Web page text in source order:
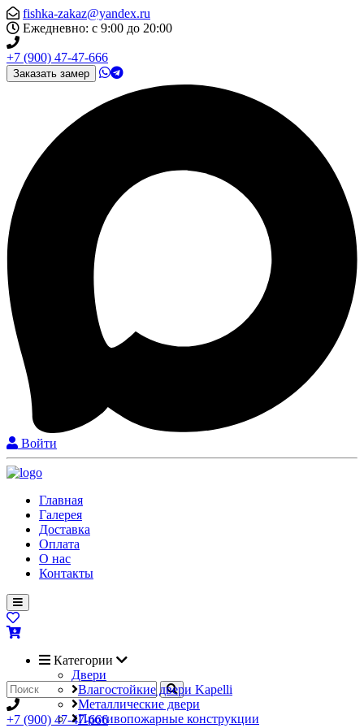
fishka-zakaz@yandex.ru
Ежедневно: с 9:00 до 20:00
+7 (900) 47-47-666
Заказать замер
Войти
Главная
Галерея
Доставка
Оплата
О нас
Контакты
Категории
Двери
Влагостойкие двери Kapelli
Металлические двери
Противопожарные конструкции
+7 (900) 47-47-666